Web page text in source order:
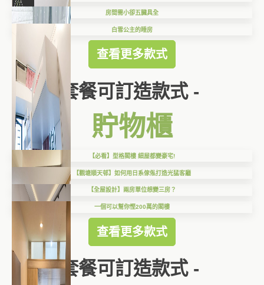
房間需小卻五臓具全
白雪公主的睡房
查看更多款式
套餐可訂造款式 -
貯物櫃
【必看】型格閣樓 細屋都變豪宅!
【觀塘順天邨】如何用日系傢俬打造光猛客廳
【全屋設計】兩房單位想變三房？
一個可以幫你慳200萬的閣樓
查看更多款式
套餐可訂造款式 -